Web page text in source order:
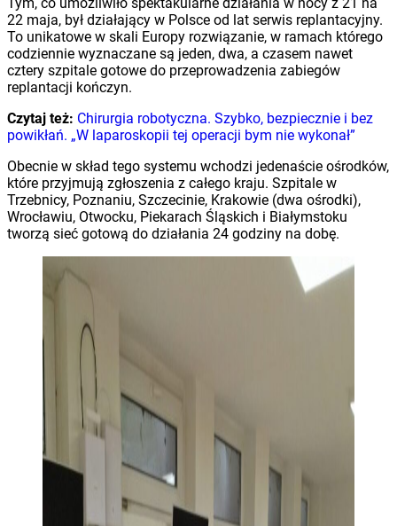
22 maja, był działający w Polsce od lat serwis replantacyjny.
To unikatowe w skali Europy rozwiązanie, w ramach którego
codziennie wyznaczane są jeden, dwa, a czasem nawet
cztery szpitale gotowe do przeprowadzenia zabiegów
replantacji kończyn.
Czytaj też: Chirurgia robotyczna. Szybko, bezpiecznie i bez
powikłań. „W laparoskopii tej operacji bym nie wykonał”
Obecnie w skład tego systemu wchodzi jedenaście ośrodków,
które przyjmują zgłoszenia z całego kraju. Szpitale w
Trzebnicy, Poznaniu, Szczecinie, Krakowie (dwa ośrodki),
Wrocławiu, Otwocku, Piekarach Śląskich i Białymstoku
tworzą sieć gotową do działania 24 godziny na dobę.